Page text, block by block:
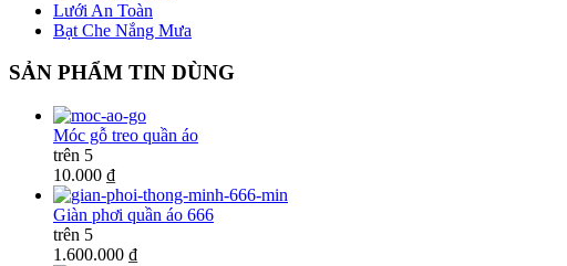
Lưới An Toàn
Bạt Che Nắng Mưa
SẢN PHẨM TIN DÙNG
Móc gỗ treo quần áo
trên 5
10.000 ₫
Giàn phơi quần áo 666
trên 5
1.600.000 ₫